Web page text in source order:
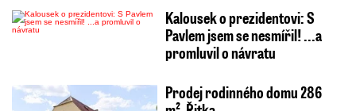
Kalousek o prezidentovi: S
Pavlem jsem se nesmířil! ...a
promluvil o návratu
Prodej rodinného domu 286